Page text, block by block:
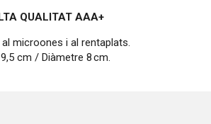
QUALITAT AAA+
microones i al rentaplats.
cm / Diàmetre 8 cm.